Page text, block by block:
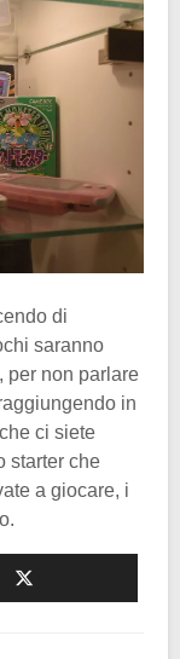
di
saranno
per non parlare
in
ci siete
starter che
a giocare, i